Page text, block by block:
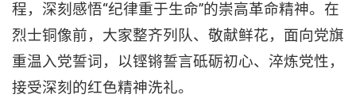
程，深刻感悟“纪律重于生命”的崇高革命精神。在
烈士铜像前，大家整齐列队、敬献鲜花，面向党旗
重温入党誓词，以铿锵誓言砥砺初心、淬炼党性，
接受深刻的红色精神洗礼。